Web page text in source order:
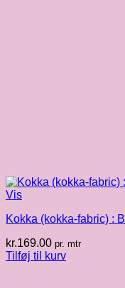
Vis
Kokka (kokka-fabric) :
kr.169.00 pr. mtr
Tilføj til kurv